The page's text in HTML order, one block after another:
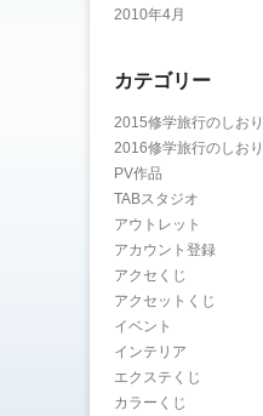
2010年4月
カテゴリー
2015修学旅行のしおり
2016修学旅行のしおり
PV作品
TABスタジオ
アウトレット
アカウント登録
アクセくじ
アクセットくじ
イベント
インテリア
エクステくじ
カラーくじ